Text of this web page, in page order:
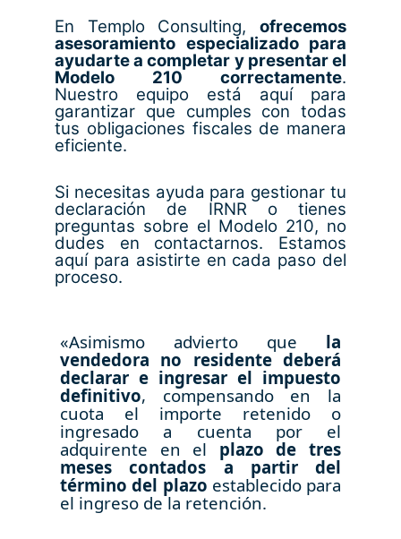
En Templo Consulting, ofrecemos
asesoramiento especializado para
ayudarte a completar y presentar el
Modelo 210 correctamente.
Nuestro equipo está aquí para
garantizar que cumples con todas
tus obligaciones fiscales de manera
eficiente.
Si necesitas ayuda para gestionar tu
declaración de IRNR o tienes
preguntas sobre el Modelo 210, no
dudes en contactarnos. Estamos
aquí para asistirte en cada paso del
proceso.
«Asimismo advierto que la
vendedora no residente deberá
declarar e ingresar el impuesto
definitivo, compensando en la
cuota el importe retenido o
ingresado a cuenta por el
adquirente en el plazo de tres
meses contados a partir del
término del plazo establecido para
el ingreso de la retención.